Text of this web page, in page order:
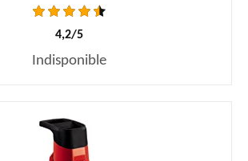
4,2/5
Indisponible